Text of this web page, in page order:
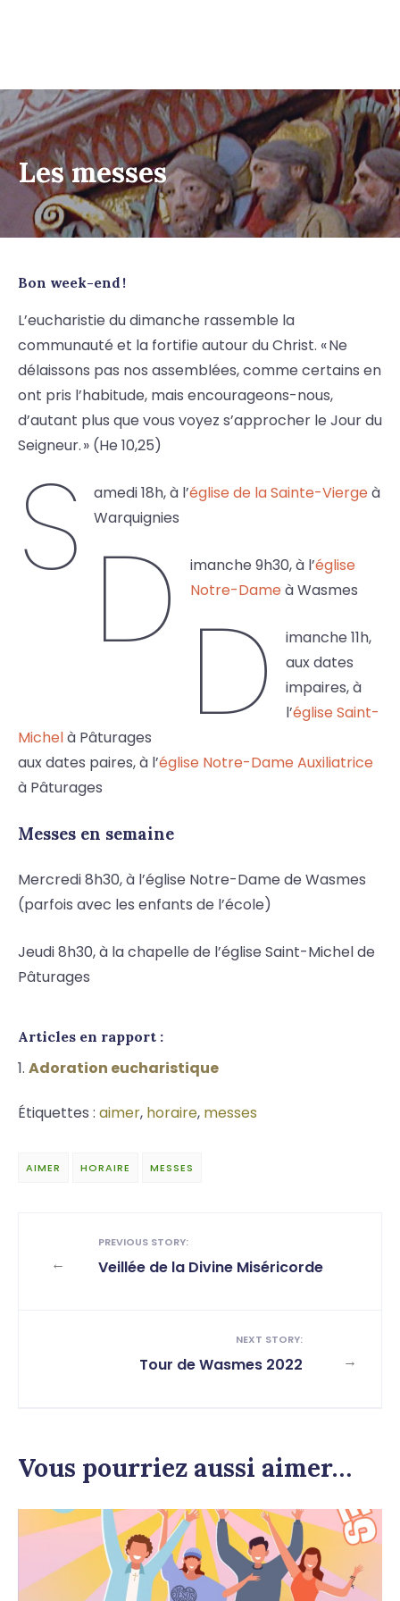
Les messes
Bon week-end !
L’eucharistie du dimanche rassemble la
communauté et la fortifie autour du Christ. « Ne
délaissons pas nos assemblées, comme certains en
ont pris l’habitude, mais encourageons-nous,
d’autant plus que vous voyez s’approcher le Jour du
Seigneur. » (He 10,25)
S amedi 18h, à l’église de la Sainte-Vierge à
Warquignies
D imanche 9h30, à l’église
Notre-Dame à Wasmes
D
imanche 11h,
aux dates
impaires, à
l’église Saint-
Michelà Pâturages
aux dates paires, à l’église Notre-Dame Auxiliatrice
à Pâturages
Messes en semaine
Mercredi 8h30, à l’église Notre-Dame de Wasmes
(parfois avec les enfants de l’école)
Jeudi 8h30, à la chapelle de l’église Saint-Michel de
Pâturages
Articles en rapport :
Adoration eucharistique
Étiquettes : aimer, horaire, messes
AIMER HORAIRE MESSES
←
PREVIOUS STORY:
Veillée de la Divine Miséricorde
→
NEXT STORY:
Tour de Wasmes 2022
Vous pourriez aussi aimer…